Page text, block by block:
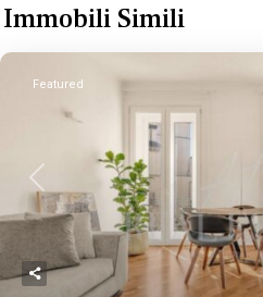
Immobili Simili
Previous
Featured